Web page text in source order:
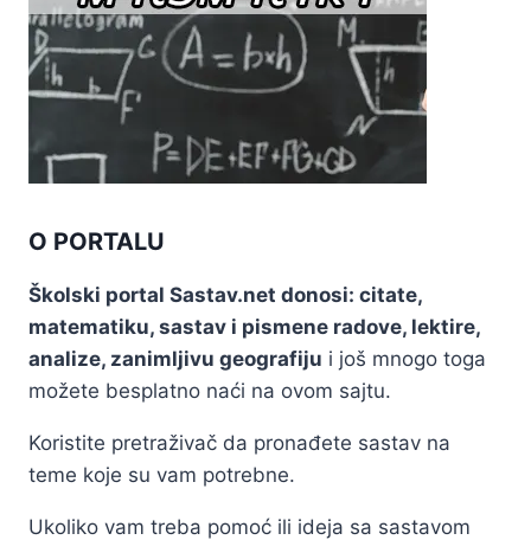
O PORTALU
Školski portal Sastav.net donosi: citate,
matematiku, sastav i pismene radove, lektire,
analize, zanimljivu geografiju i još mnogo toga
možete besplatno naći na ovom sajtu.
Koristite pretraživač da pronađete sastav na
teme koje su vam potrebne.
Ukoliko vam treba pomoć ili ideja sa sastavom